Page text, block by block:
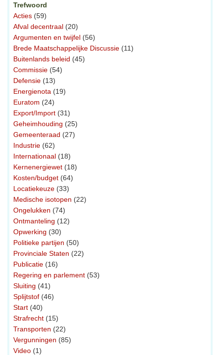
Trefwoord
Acties (59)
Afval decentraal (20)
Argumenten en twijfel (56)
Brede Maatschappelijke Discussie (11)
Buitenlands beleid (45)
Commissie (54)
Defensie (13)
Energienota (19)
Euratom (24)
Export/Import (31)
Geheimhouding (25)
Gemeenteraad (27)
Industrie (62)
Internationaal (18)
Kernenergiewet (18)
Kosten/budget (64)
Locatiekeuze (33)
Medische isotopen (22)
Ongelukken (74)
Ontmanteling (12)
Opwerking (30)
Politieke partijen (50)
Provinciale Staten (22)
Publicatie (16)
Regering en parlement (53)
Sluiting (41)
Splijtstof (46)
Start (40)
Strafrecht (15)
Transporten (22)
Vergunningen (85)
Video (1)